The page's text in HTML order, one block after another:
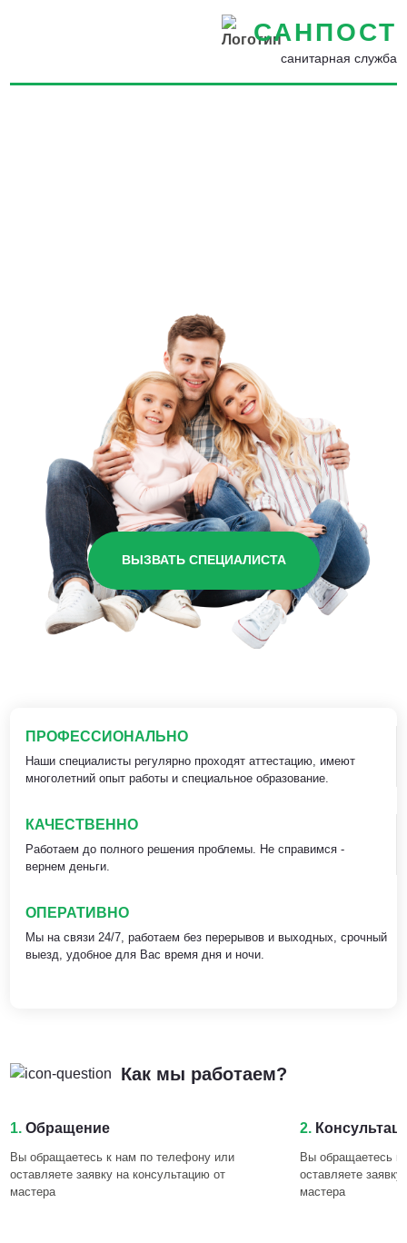
САНПОСТ
санитарная служба
ВЫЗВАТЬ СПЕЦИАЛИСТА
ПРОФЕССИОНАЛЬНО
Наши специалисты регулярно проходят аттестацию, имеют
многолетний опыт работы и специальное образование.
КАЧЕСТВЕННО
Работаем до полного решения проблемы. Не справимся -
вернем деньги.
ОПЕРАТИВНО
Мы на связи 24/7, работаем без перерывов и выходных, срочный
выезд, удобное для Вас время дня и ночи.
Как мы работаем?
1. Обращение
Вы обращаетесь к нам по телефону или
оставляете заявку на консультацию от
мастера
2.
Вы обращаетесь
оставляете
мастера